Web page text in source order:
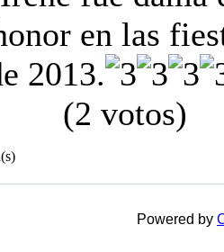
en las
2013.
(2 votos)
Powered by